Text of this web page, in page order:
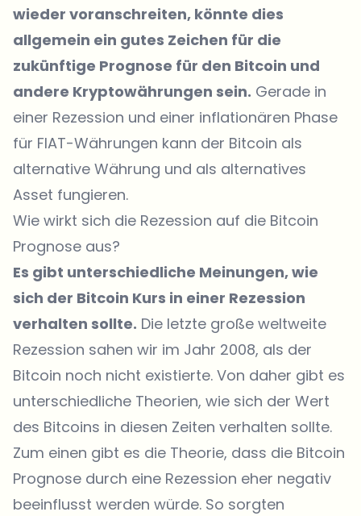
wieder voranschreiten, könnte dies
allgemein ein gutes Zeichen für die
zukünftige Prognose für den Bitcoin und
andere Kryptowährungen sein. Gerade in
einer Rezession und einer inflationären Phase
für FIAT-Währungen kann der Bitcoin als
alternative Währung und als alternatives
Asset fungieren.
Wie wirkt sich die Rezession auf die Bitcoin
Prognose aus?
Es gibt unterschiedliche Meinungen, wie
sich der Bitcoin Kurs in einer Rezession
verhalten sollte. Die letzte große weltweite
Rezession sahen wir im Jahr 2008, als der
Bitcoin noch nicht existierte. Von daher gibt es
unterschiedliche Theorien, wie sich der Wert
des Bitcoins in diesen Zeiten verhalten sollte.
Zum einen gibt es die Theorie, dass die Bitcoin
Prognose durch eine Rezession eher negativ
beeinflusst werden würde. So sorgten